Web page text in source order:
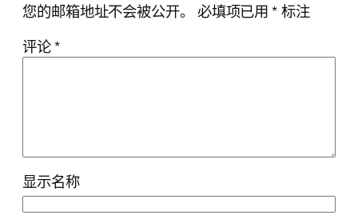
您的邮箱地址不会被公开。 必填项已用*标注
评论*
显示名称